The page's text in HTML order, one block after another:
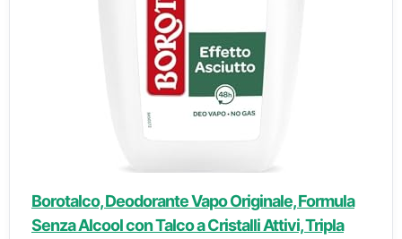
Borotalco, Deodorante Vapo Originale, Formula
Senza Alcool con Talco a Cristalli Attivi, Tripla